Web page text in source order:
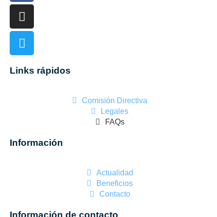
Links rápidos
Comisión Directiva
Legales
FAQs
Información
Actualidad
Beneficios
Contacto
Información de contacto